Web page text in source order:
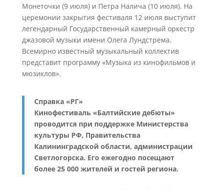
Монеточки (9 июля) и Петра Налича (10 июля). На
церемонии закрытия фестиваля 12 июля выступит
легендарный Государственный камерный оркестр
джазовой музыки имени Олега Лундстрема.
Всемирно известный музыкальный коллектив
представит программу «Музыка из кинофильмов и
мюзиклов».
Справка «РГ»
Кинофестиваль «Балтийские дебюты»
проводится при поддержке Министерства
культуры РФ, Правительства
Калининградской области, администрации
Светлогорска. Его ежегодно посещают
более 25 000 жителей и гостей региона.